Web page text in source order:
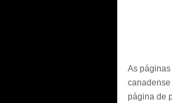
As
canadense
página de